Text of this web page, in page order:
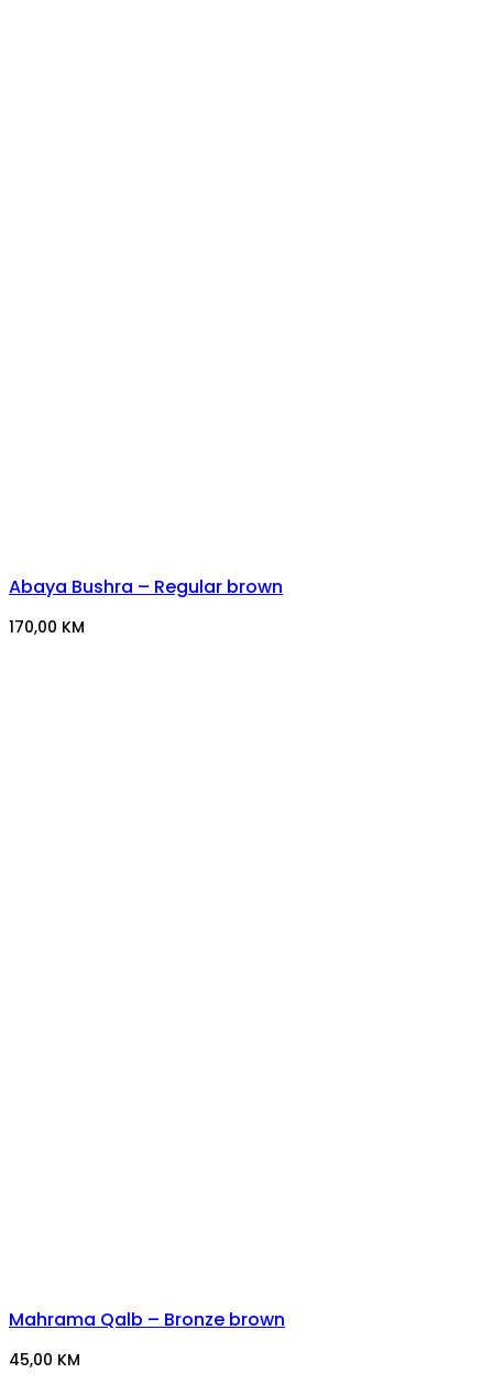
Abaya Bushra – Regular brown
170,00 KM
Mahrama Qalb – Bronze brown
45,00 KM